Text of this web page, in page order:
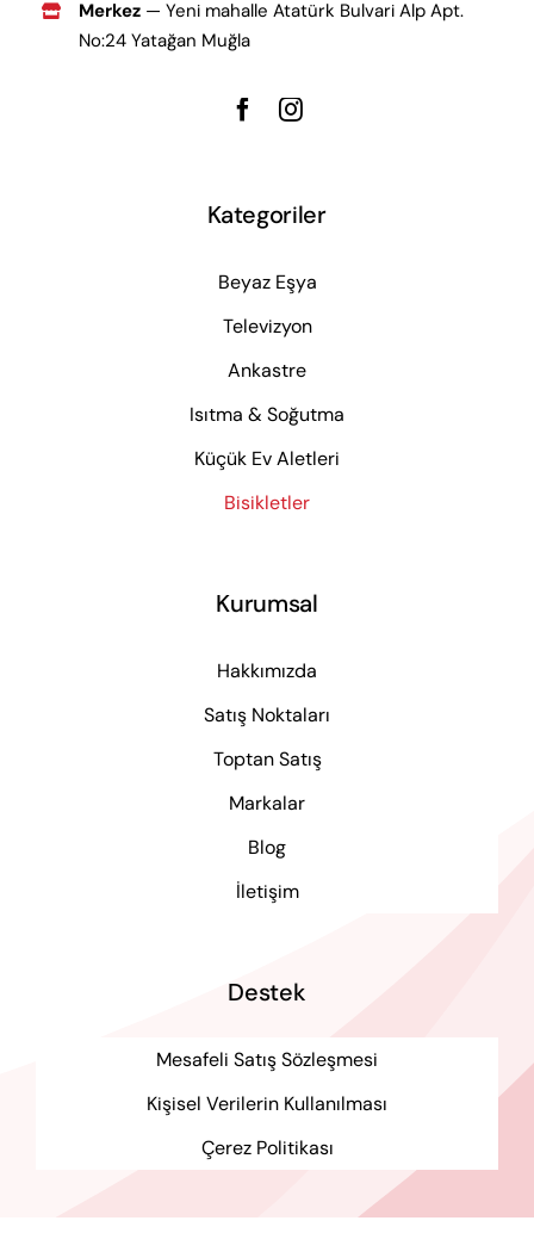
Merkez — Yeni mahalle Atatürk Bulvari Alp Apt.
No:24 Yatağan Muğla
Kategoriler
Beyaz Eşya
Televizyon
Ankastre
Isıtma & Soğutma
Küçük Ev Aletleri
Bisikletler
Kurumsal
Hakkımızda
Satış Noktaları
Toptan Satış
Markalar
Blog
İletişim
Destek
Mesafeli Satış Sözleşmesi
Kişisel Verilerin Kullanılması
Çerez Politikası